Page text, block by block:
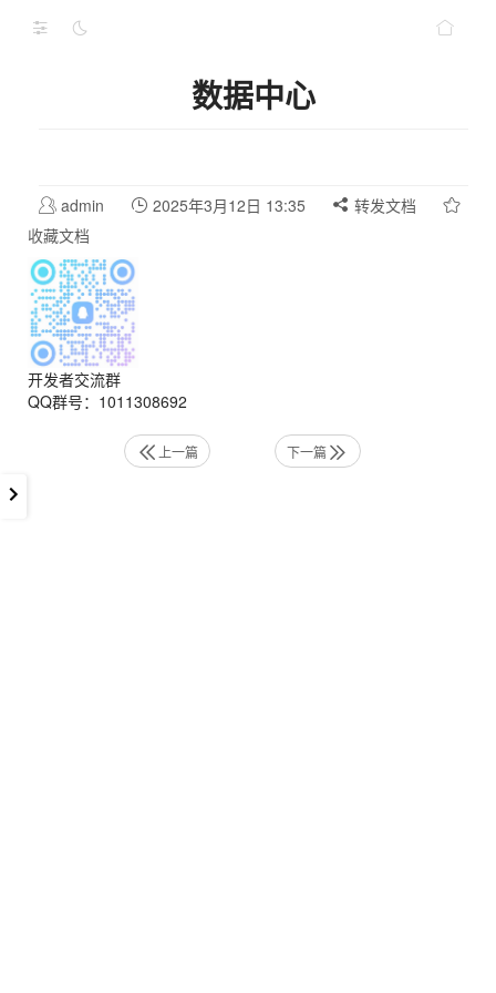
数据中心
admin 2025年3月12日 13:35
转发文档
收藏文档
开发者交流群
QQ群号：1011308692
上一篇 下一篇